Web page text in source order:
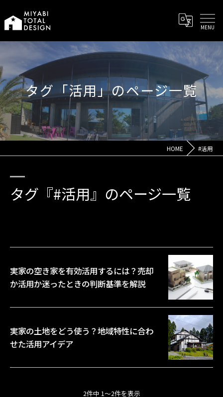
タグ「活用」のページ一覧
HOME #活用
タグ『#活用』のページ一覧
実家の空き家を有効活用するには？売却
か活用か迷ったときの判断基準を解説
実家の土地をどう使う？地域特性に合わ
せた活用アイデア
2件中 1～2件を表示